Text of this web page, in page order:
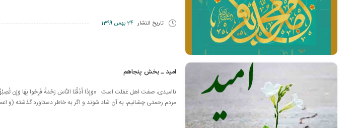
تاریخ انتشار 24 بهمن 1399
امید ـ بخش پنجاهم
ناامیدی، صفت اهل غفلت است «وَإِذَا أَذَقْنَا النَّاسَ رَحْمَةً فَرِحُوا بِهَا وَإِن
مردم رحمتى چشانيم، به آن شاد شوند و اگر به خاطر دستاورد گذشته (و